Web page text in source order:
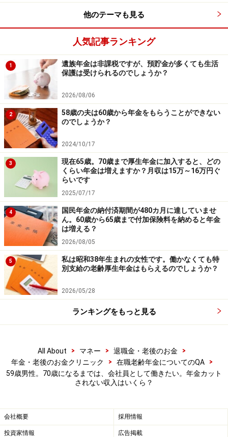
【編集部からのお知らせ】
※抽選で20名にAmazonギフト券1000円分プレゼント
※謝礼付きの限定アンケートやモニター企画に参加が可能に
なります
他のテーマも見る
人気記事ランキング
1
遺族年金は非課税ですが、預貯金が多くても生活
保護は受けられるのでしょうか？
2026/08/06
2
58歳の夫は60歳から年金をもらうことができない
のでしょうか？
2024/10/17
3
現在65歳。70歳まで厚生年金に加入すると、どの
くらい年金は増えますか？月収は15万～16万円ぐ
らいです
2025/07/17
4
国民年金の納付済期間が480カ月に達していませ
ん。60歳から65歳まで付加保険料を納めると年金
は増える？
2026/08/05
5
私は昭和38年生まれの女性です。働かなくても特
別支給の老齢厚生年金はもらえるのでしょうか？
2026/05/28
ランキングをもっと見る
All About > マネー > 退職金・老後のお金
>
年金・老後のお金クリニック
> 在職老齢年金についてのQA
>
59歳男性。70歳になるまでは、会社員として働きたい。年金カット
されない収入はいくら？
会社概要 採用情報
投資家情報 広告掲載